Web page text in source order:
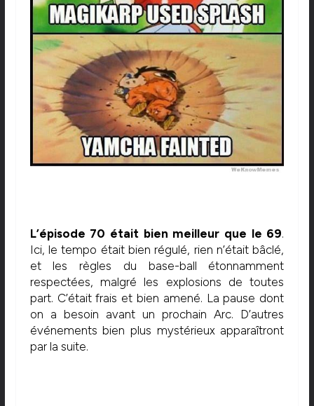
L’épisode 70 était bien meilleur que le 69.
Ici, le tempo était bien régulé, rien n’était bâclé,
et les règles du base-ball étonnamment
respectées, malgré les explosions de toutes
part. C’était frais et bien amené. La pause dont
on a besoin avant un prochain Arc. D’autres
événements bien plus mystérieux apparaîtront
par la suite.